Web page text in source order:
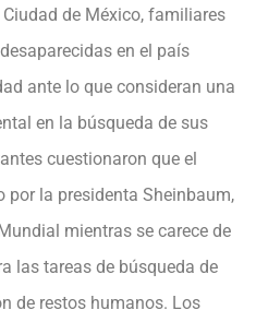
de México, familiares
en el país
ante lo que consideran una
en la búsqueda de sus
cuestionaron que el
por la presidenta Sheinbaum,
mientras se carece de
las tareas de búsqueda de
de restos humanos. Los